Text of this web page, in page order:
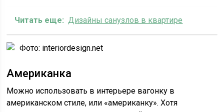
Читать еще: Дизайны санузлов в квартире
Фото: interiordesign.net
Американка
Можно использовать в интерьере вагонку в
американском стиле, или «американку». Хотя